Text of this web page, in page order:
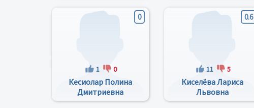
0
1 0
Кесиолар Полина
Дмитриевна
0.6
11 5
Киселёва Лариса
Львовна